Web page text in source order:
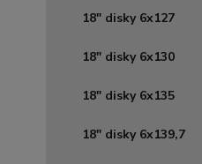
18" disky 6x127
18" disky 6x130
18" disky 6x135
18" disky 6x139,7